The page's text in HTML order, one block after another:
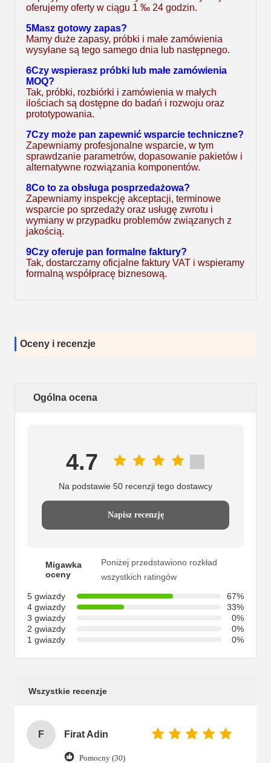
oferujemy oferty w ciągu 1 ‰ 24 godzin.
5Masz gotowy zapas?
Mamy duże zapasy, próbki i małe zamówienia
wysyłane są tego samego dnia lub następnego.
6Czy wspierasz próbki lub małe zamówienia
MOQ?
Tak, próbki, rozbiórki i zamówienia w małych
ilościach są dostępne do badań i rozwoju oraz
prototypowania.
7Czy może pan zapewnić wsparcie techniczne?
Zapewniamy profesjonalne wsparcie, w tym
sprawdzanie parametrów, dopasowanie pakietów i
alternatywne rozwiązania komponentów.
8Co to za obsługa posprzedażowa?
Zapewniamy inspekcję akceptacji, terminowe
wsparcie po sprzedaży oraz usługę zwrotu i
wymiany w przypadku problemów związanych z
jakością.
9Czy oferuje pan formalne faktury?
Tak, dostarczamy oficjalne faktury VAT i wspieramy
formalną współpracę biznesową.
Oceny i recenzje
Ogólna ocena
4.7
Na podstawie 50 recenzji tego dostawcy
Napisz recenzję
Migawka
oceny
Poniżej przedstawiono rozkład
wszystkich ratingów
5 gwiazdy
67%
4 gwiazdy
33%
3 gwiazdy
0%
2 gwiazdy
0%
1 gwiazdy
0%
Wszystkie recenzje
F Firat Adin
Pomocny (30)